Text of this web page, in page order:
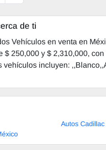
de ti
Vehículos en venta en
$ 250,000 y $ 2,310,000,
vehículos incluyen:
Autos